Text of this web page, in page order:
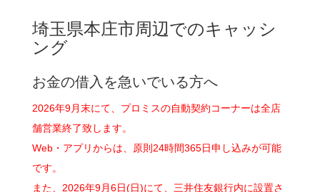
埼玉県本庄市周辺でのキャッシ
ング
お金の借入を急いでいる方へ
2026年9月末にて、プロミスの自動契約コーナーは全店
舗営業終了致します。
Web・アプリからは、原則24時間365日申し込みが可能
です。
また、2026年9月6日(日)にて、三井住友銀行内に設置さ